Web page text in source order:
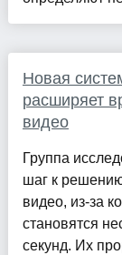
Новая
расширяет
видео
Группа
шаг к
видео, из-за
становятся
секунд. Их